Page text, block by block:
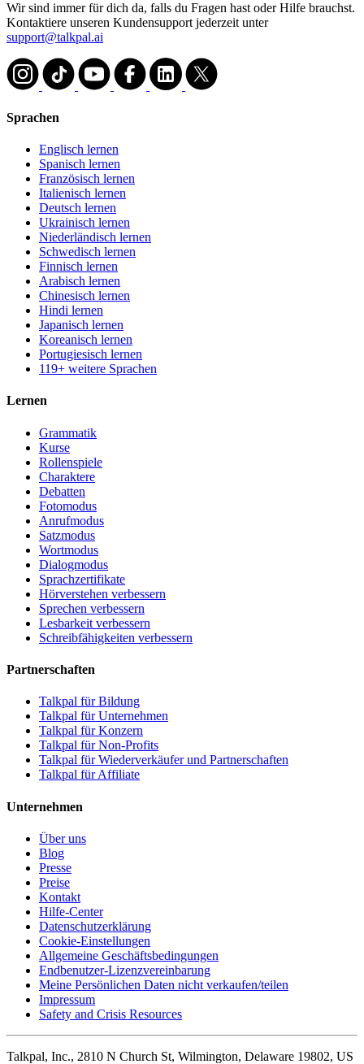
Wir sind immer für dich da, falls du Fragen hast oder Hilfe brauchst.
Kontaktiere unseren Kundensupport jederzeit unter
support@talkpal.ai
Sprachen
Englisch lernen
Spanisch lernen
Französisch lernen
Italienisch lernen
Deutsch lernen
Ukrainisch lernen
Niederländisch lernen
Schwedisch lernen
Finnisch lernen
Arabisch lernen
Chinesisch lernen
Hindi lernen
Japanisch lernen
Koreanisch lernen
Portugiesisch lernen
119+ weitere Sprachen
Lernen
Grammatik
Kurse
Rollenspiele
Charaktere
Debatten
Fotomodus
Anrufmodus
Satzmodus
Wortmodus
Dialogmodus
Sprachzertifikate
Hörverstehen verbessern
Sprechen verbessern
Lesbarkeit verbessern
Schreibfähigkeiten verbessern
Partnerschaften
Talkpal für Bildung
Talkpal für Unternehmen
Talkpal für Konzern
Talkpal für Non-Profits
Talkpal für Wiederverkäufer und Partnerschaften
Talkpal für Affiliate
Unternehmen
Über uns
Blog
Presse
Preise
Kontakt
Hilfe-Center
Datenschutzerklärung
Cookie-Einstellungen
Allgemeine Geschäftsbedingungen
Endbenutzer-Lizenzvereinbarung
Meine Persönlichen Daten nicht verkaufen/teilen
Impressum
Safety and Crisis Resources
Talkpal, Inc., 2810 N Church St, Wilmington, Delaware 19802, US